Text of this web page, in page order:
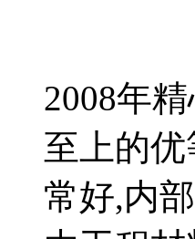
2008年
至上的
常好,内